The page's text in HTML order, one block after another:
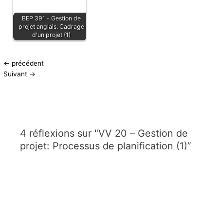
BEP 391 - Gestion de
projet anglais: Cadrage
d'un projet (1)
← précédent
Suivant →
4 réflexions sur "VV 20 – Gestion de
projet: Processus de planification (1)”